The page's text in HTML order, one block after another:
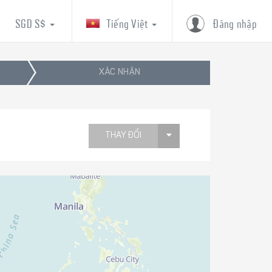
Đăng nhập
Tiếng Việt
SGD S$
XÁC NHẬN
THAY ĐỔI